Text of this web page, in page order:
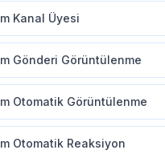
Kanal Üyesi
Gönderi Görüntülenme
Otomatik Görüntülenme
Otomatik Reaksiyon